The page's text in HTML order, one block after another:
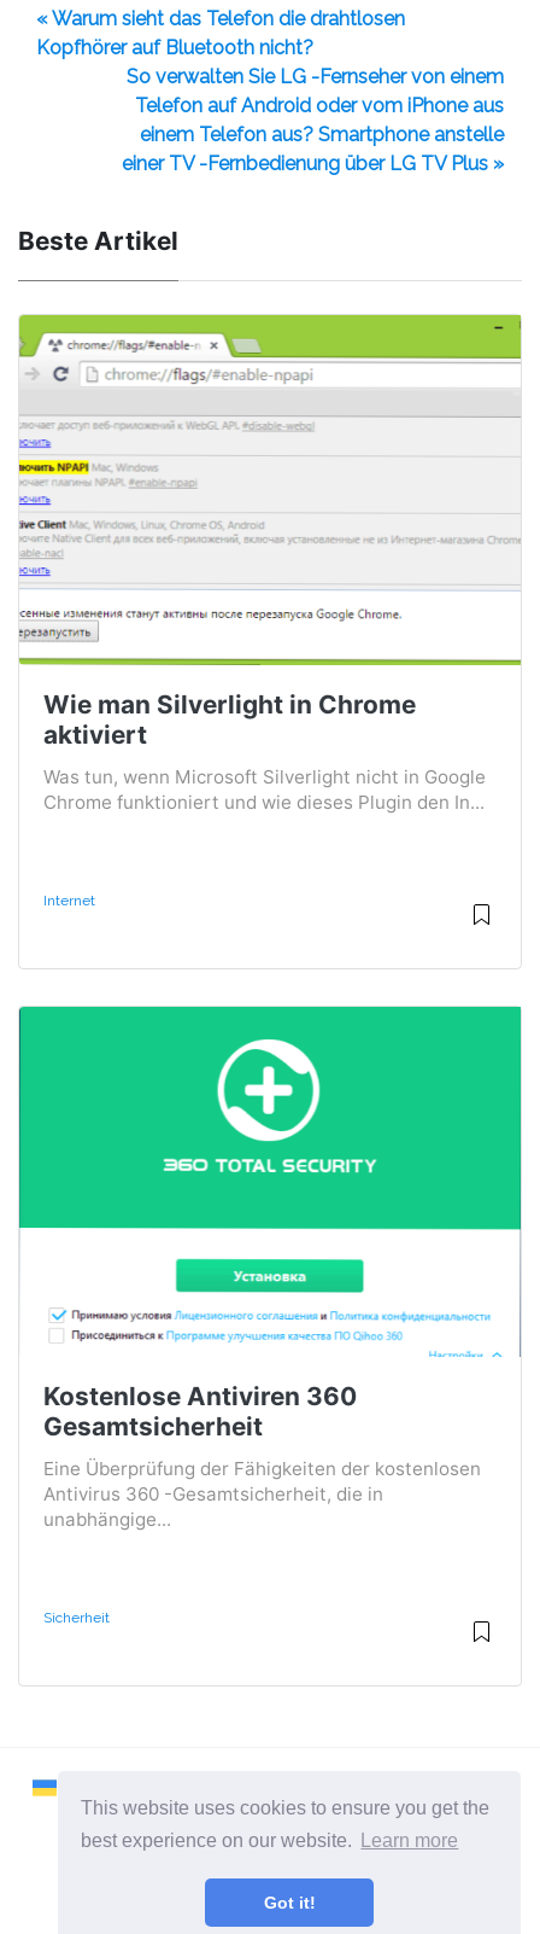
This website uses cookies to ensure you get the
best experience on our website.
Learn more
Got it!
« Warum sieht das Telefon die drahtlosen
Kopfhörer auf Bluetooth nicht?
So verwalten Sie LG -Fernseher von einem
Telefon auf Android oder vom iPhone aus
einem Telefon aus? Smartphone anstelle
einer TV -Fernbedienung über LG TV Plus »
Beste Artikel
Wie man Silverlight in Chrome
aktiviert
Was tun, wenn Microsoft Silverlight nicht in Google
Chrome funktioniert und wie dieses Plugin den In...
Internet
Kostenlose Antiviren 360
Gesamtsicherheit
Eine Überprüfung der Fähigkeiten der kostenlosen
Antivirus 360 -Gesamtsicherheit, die in
unabhängige...
Sicherheit
2026 ©Remontcompa
Alle Kategorien